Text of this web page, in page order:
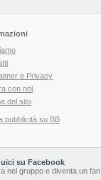
e Privacy
con noi
del sito
pubblicità su BB
su Facebook
nel gruppo e diventa un fan